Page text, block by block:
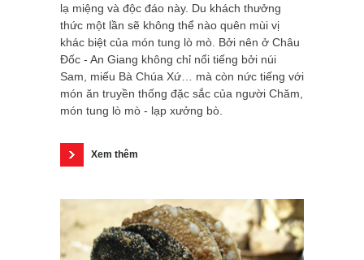
lạ miệng và độc đáo này. Du khách thưởng
thức một lần sẽ không thể nào quên mùi vị
khác biệt của món tung lò mò. Bởi nên ở Châu
Đốc - An Giang không chỉ nổi tiếng bởi núi
Sam, miếu Bà Chúa Xứ… mà còn nức tiếng với
món ăn truyền thống đặc sắc của người Chăm,
món tung lò mò - lạp xưởng bò.
Xem thêm